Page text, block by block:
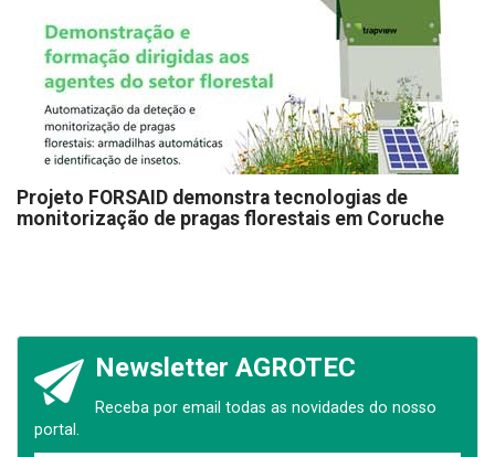
Projeto FORSAID demonstra tecnologias de
monitorização de pragas florestais em Coruche
Newsletter AGROTEC
Receba por email todas as novidades do nosso
portal.